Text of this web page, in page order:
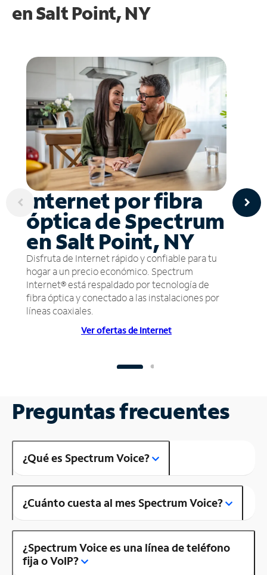
enSalt Point, NY
Internet por fibra
óptica de Spectrum
en Salt Point, NY
Disfruta de Internet rápido y confiable para tu
hogar a un precio económico. Spectrum
Internet® está respaldado por tecnología de
fibra óptica y conectado a las instalaciones por
líneas coaxiales.
Ver ofertas de Internet
Preguntas frecuentes
¿Qué es Spectrum Voice?
¿Cuánto cuesta al mes Spectrum Voice?
¿Spectrum Voice es una línea de teléfono
fija o VoIP?